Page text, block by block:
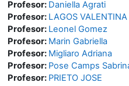
Profesor: Daniella Agrati
Profesor: LAGOS VALENTINA
Profesor: Leonel Gomez
Profesor: Marin Gabriella
Profesor: Migliaro Adriana
Profesor: Pose Camps
Profesor: PRIETO JOSE